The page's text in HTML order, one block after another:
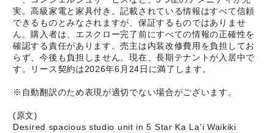
実。高級家電と家具付き。記載されている情報はすべて信頼
できるものとみなされますが、保証するものではありませ
ん。購入者は、エスクロー完了前にすべての情報の正確性を
確認する責任があります。売主は内装改修費用を負担してお
らず、今後も負担しません。現在、長期テナントが入居中で
す。リース契約は2026年6月24日に満了します。
※自動翻訳のため表現が適切でない場合がございます。
(原文)
Desired spacious studio unit in 5 Star Ka La'i Waikiki